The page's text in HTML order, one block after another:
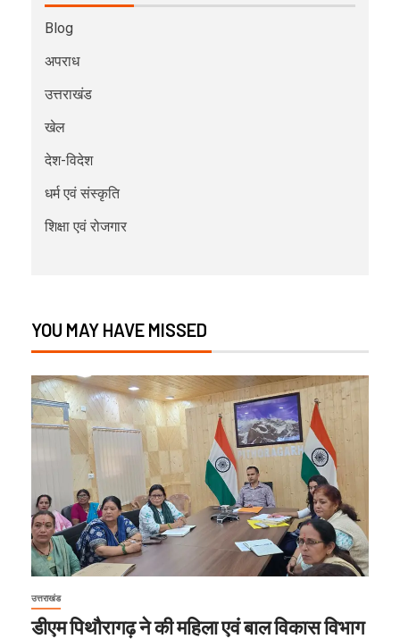
Blog
अपराध
उत्तराखंड
खेल
देश-विदेश
धर्म एवं संस्कृति
शिक्षा एवं रोजगार
YOU MAY HAVE MISSED
उत्तराखंड
डीएम पिथौरागढ़ ने की महिला एवं बाल विकास विभाग